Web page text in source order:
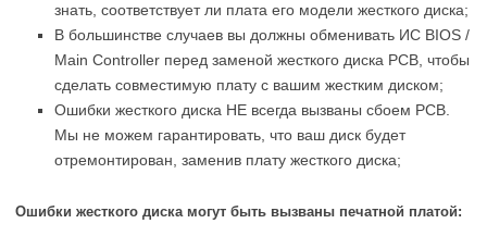
знать, соответствует ли плата его модели жесткого диска;
В большинстве случаев вы должны обменивать ИС BIOS /
Main Controller перед заменой жесткого диска PCB, чтобы
сделать совместимую плату с вашим жестким диском;
Ошибки жесткого диска НЕ всегда вызваны сбоем PCB.
Мы не можем гарантировать, что ваш диск будет
отремонтирован, заменив плату жесткого диска;
Ошибки жесткого диска могут быть вызваны печатной платой: